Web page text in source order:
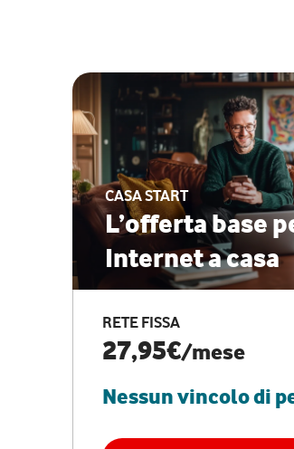
CASA START
L’offerta base
Internet a casa
RETE FISSA
27,95€/mese
Nessun vincolo di